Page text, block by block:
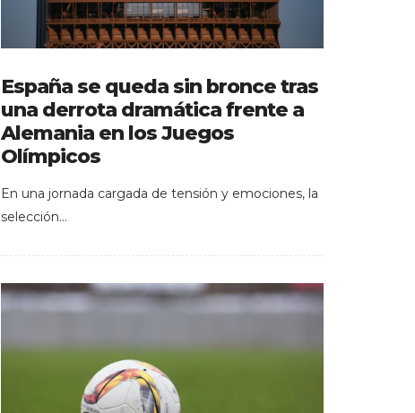
España se queda sin bronce tras
una derrota dramática frente a
Alemania en los Juegos
Olímpicos
En una jornada cargada de tensión y emociones, la
selección…